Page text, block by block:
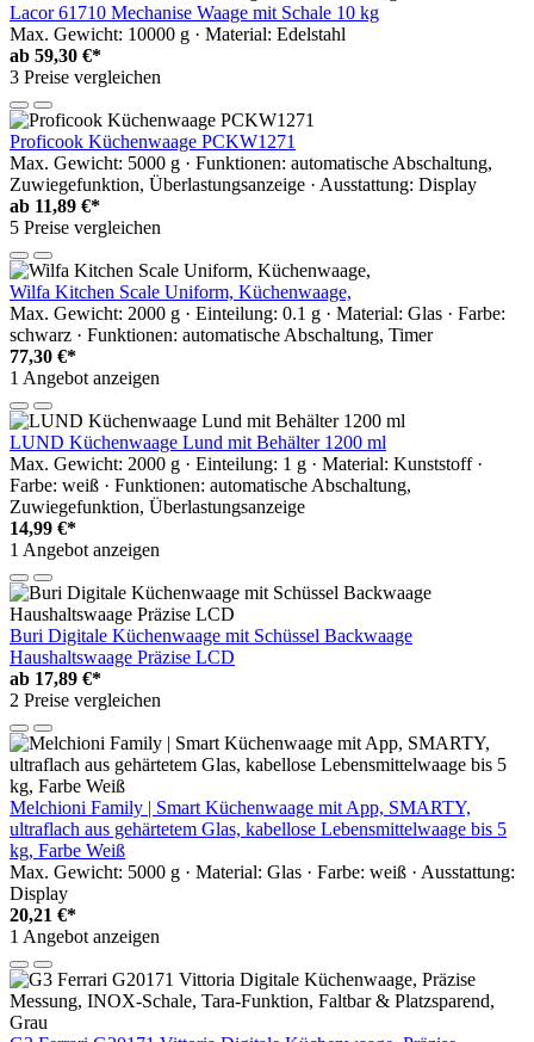
Lacor 61710 Mechanise Waage mit Schale 10 kg
Max. Gewicht: 10000 g · Material: Edelstahl
ab 59,30 €*
3 Preise vergleichen
Proficook Küchenwaage PCKW1271
Max. Gewicht: 5000 g · Funktionen: automatische Abschaltung,
Zuwiegefunktion, Überlastungsanzeige · Ausstattung: Display
ab 11,89 €*
5 Preise vergleichen
Wilfa Kitchen Scale Uniform, Küchenwaage,
Max. Gewicht: 2000 g · Einteilung: 0.1 g · Material: Glas · Farbe:
schwarz · Funktionen: automatische Abschaltung, Timer
77,30 €*
1 Angebot anzeigen
LUND Küchenwaage Lund mit Behälter 1200 ml
Max. Gewicht: 2000 g · Einteilung: 1 g · Material: Kunststoff ·
Farbe: weiß · Funktionen: automatische Abschaltung,
Zuwiegefunktion, Überlastungsanzeige
14,99 €*
1 Angebot anzeigen
Buri Digitale Küchenwaage mit Schüssel Backwaage
Haushaltswaage Präzise LCD
ab 17,89 €*
2 Preise vergleichen
Melchioni Family | Smart Küchenwaage mit App, SMARTY,
ultraflach aus gehärtetem Glas, kabellose Lebensmittelwaage bis 5
kg, Farbe Weiß
Max. Gewicht: 5000 g · Material: Glas · Farbe: weiß · Ausstattung:
Display
20,21 €*
1 Angebot anzeigen